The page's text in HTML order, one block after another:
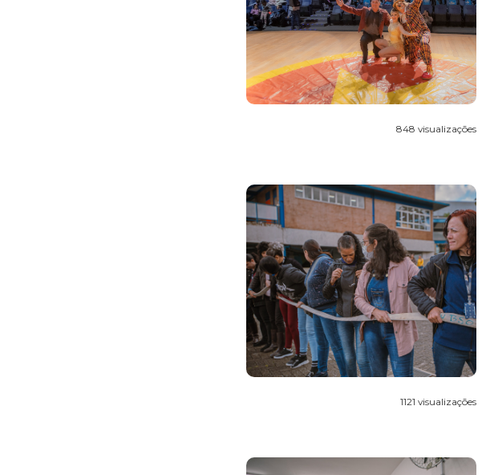
848 visualizações
1121 visualizações